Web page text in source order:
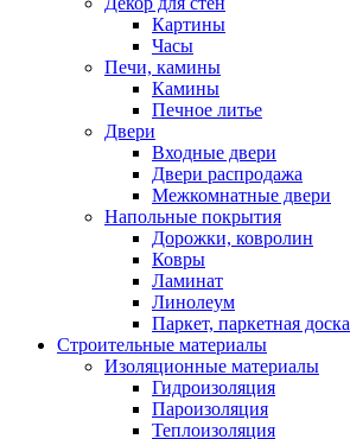
Картины
Часы
Печи, камины
Камины
Печное литье
Двери
Входные двери
Двери распродажа
Межкомнатные двери
Напольные покрытия
Дорожки, ковролин
Ковры
Ламинат
Линолеум
Паркет, паркетная доска
Строительные материалы
Изоляционные материалы
Гидроизоляция
Пароизоляция
Теплоизоляция